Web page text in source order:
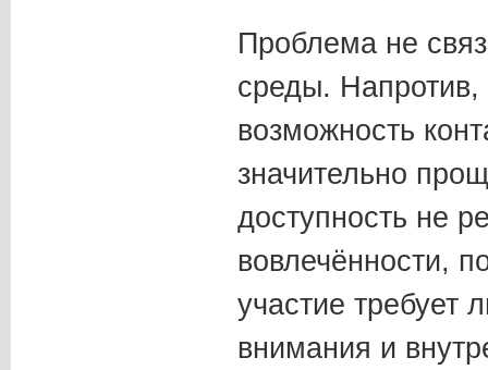
Проблема не
среды.
возможность
значительно
доступность не
вовлечённости,
участие требует
внимания и